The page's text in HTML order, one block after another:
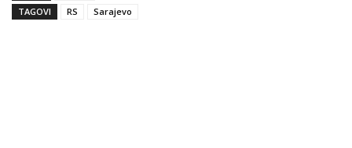
TAGOVI
RS Sarajevo